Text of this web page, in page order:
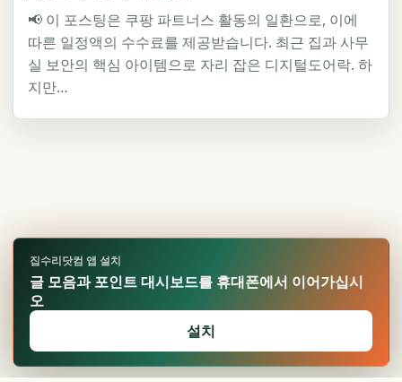
📢 이 포스팅은 쿠팡 파트너스 활동의 일환으로, 이에
따른 일정액의 수수료를 제공받습니다. 최근 집과 사무
실 보안의 핵심 아이템으로 자리 잡은 디지털도어락. 하
지만…
집수리닷컴 앱 설치
글 모음과 포인트 대시보드를 휴대폰에서 이어가십시
오
설치